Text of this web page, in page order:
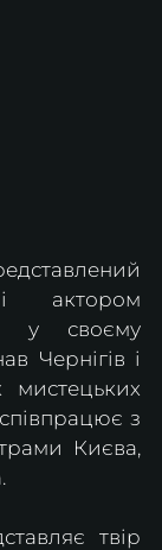
актором
у своєму
Чернігів і
з
Києва,
твір